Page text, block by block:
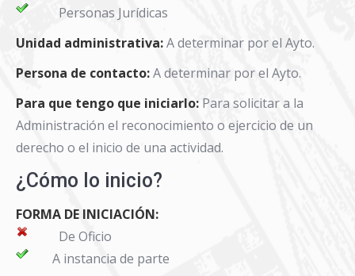
Personas Jurídicas
Unidad administrativa:A determinar por el Ayto.
Persona de contacto:A determinar por el Ayto.
Para que tengo que iniciarlo: Para solicitar a la
Administración el reconocimiento o ejercicio de un
derecho o el inicio de una actividad.
¿Cómo lo inicio?
FORMA DE INICIACIÓN:
De Oficio
A instancia de parte